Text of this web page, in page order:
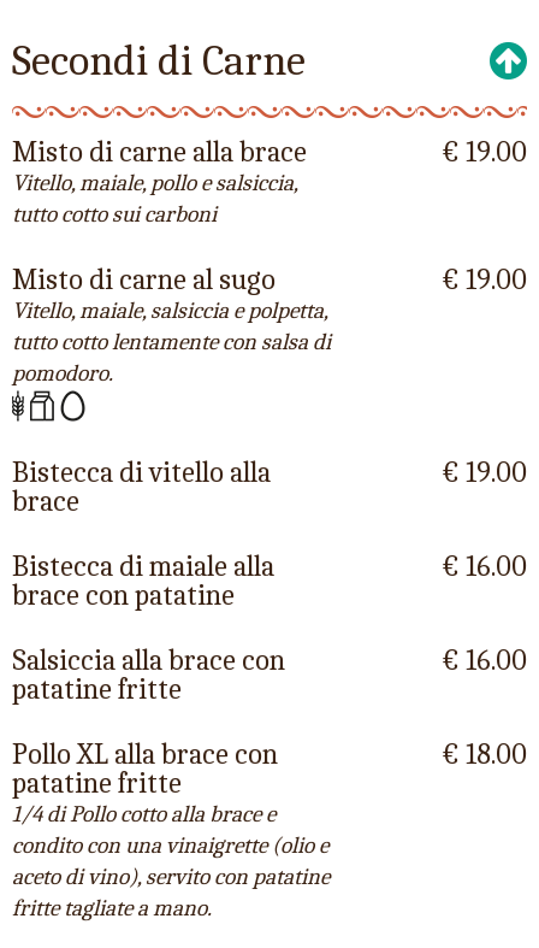
Secondi di Carne
Misto di carne alla brace
Vitello, maiale, pollo e salsiccia,
tutto cotto sui carboni
€ 19.00
Misto di carne al sugo
Vitello, maiale, salsiccia e polpetta,
tutto cotto lentamente con salsa di
pomodoro.
€ 19.00
Bistecca di vitello alla
brace
€ 19.00
Bistecca di maiale alla
brace con patatine
€ 16.00
Salsiccia alla brace con
patatine fritte
€ 16.00
Pollo XL alla brace con
patatine fritte
1/4 di Pollo cotto alla brace e
condito con una vinaigrette (olio e
aceto di vino), servito con patatine
fritte tagliate a mano.
€ 18.00